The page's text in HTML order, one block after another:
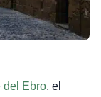
del Ebro, el